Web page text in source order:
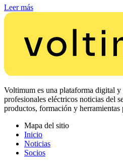
Leer más
Voltimum es una plataforma digital
profesionales eléctricos noticias del
productos, formación y herramientas
Mapa del sitio
Inicio
Noticias
Socios